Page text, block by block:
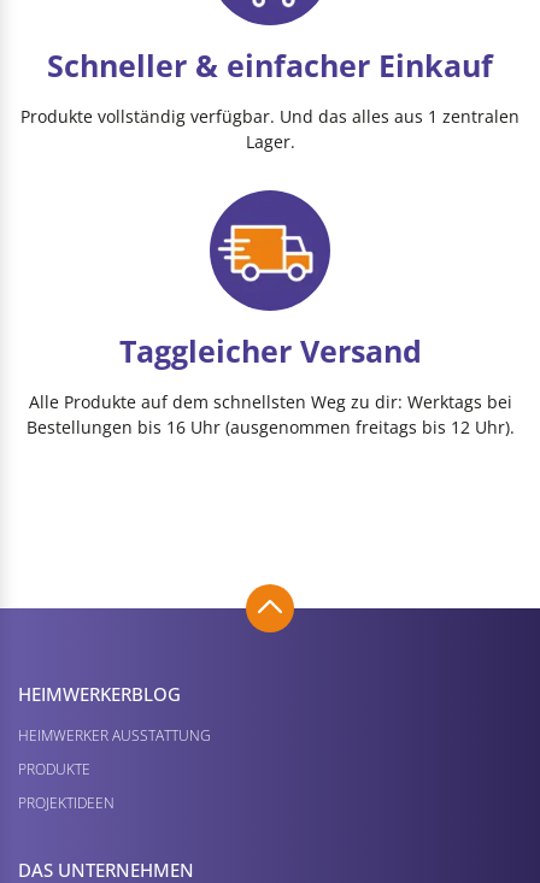
Schneller & einfacher Einkauf
Produkte vollständig verfügbar. Und das alles aus 1 zentralen
Lager.
Taggleicher Versand
Alle Produkte auf dem schnellsten Weg zu dir: Werktags bei
Bestellungen bis 16 Uhr (ausgenommen freitags bis 12 Uhr).
HEIMWERKER­BLOG
HEIMWERKER AUSSTATTUNG
PRODUKTE
PROJEKTIDEEN
DAS UNTERNEHMEN